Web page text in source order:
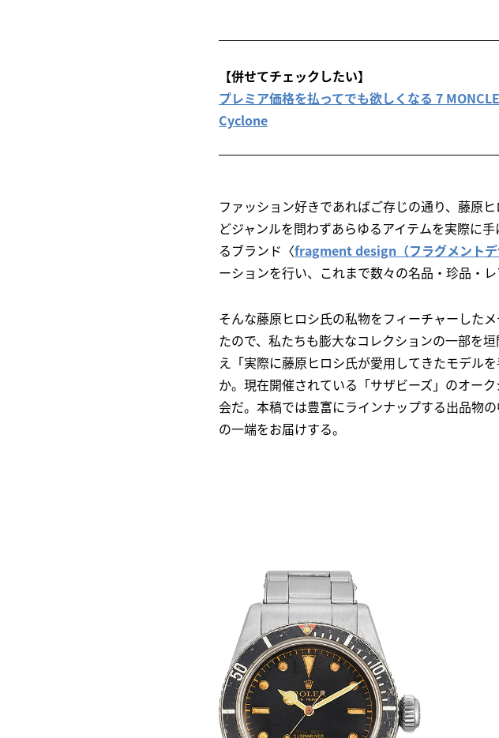
【併せてチェックしたい】
プレミア価格を払ってでも欲しくなる 7
Cyclone
ファッション好きであればご存じの通り、藤原
どジャンルを問わずあらゆるアイテムを実際に
るブランド〈fragment design（フラグメントデ
ーションを行い、これまで数々の名品・珍品・
そんな藤原ヒロシ氏の私物をフィーチャーした
たので、私たちも膨大なコレクションの一部を
え「実際に藤原ヒロシ氏が愛用してきたモデル
か。現在開催されている「サザビーズ」のオー
会だ。本稿では豊富にラインナップする出品物
の一端をお届けする。